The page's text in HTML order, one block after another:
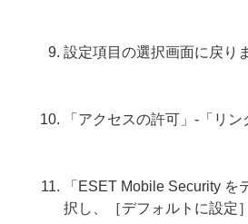
設定項目の選択画面に戻り
「アクセスの許可」-「リ
「ESET Mobile Security
択し、［デフォルトに設定